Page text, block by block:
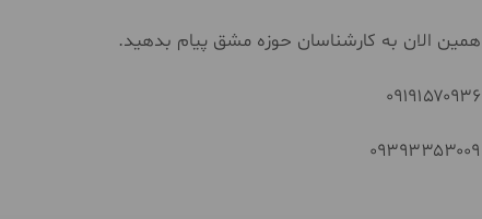
همین الان به کارشناسان حوزه مشق پیام بدهید.
۰۹۱۹۱۵۷۰۹۳۶
۰۹۳۹۳۳۵۳۰۰۹